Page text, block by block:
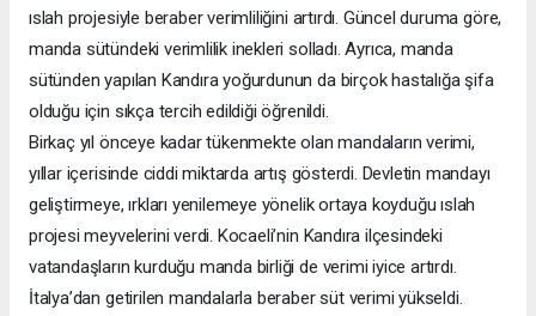
ıslah projesiyle beraber verimliliğini artırdı. Güncel duruma göre,
manda sütündeki verimlilik inekleri solladı. Ayrıca, manda
sütünden yapılan Kandıra yoğurdunun da birçok hastalığa şifa
olduğu için sıkça tercih edildiği öğrenildi.
Birkaç yıl önceye kadar tükenmekte olan mandaların verimi,
yıllar içerisinde ciddi miktarda artış gösterdi. Devletin mandayı
geliştirmeye, ırkları yenilemeye yönelik ortaya koyduğu ıslah
projesi meyvelerini verdi. Kocaeli’nin Kandıra ilçesindeki
vatandaşların kurduğu manda birliği de verimi iyice artırdı.
İtalya’dan getirilen mandalarla beraber süt verimi yükseldi.